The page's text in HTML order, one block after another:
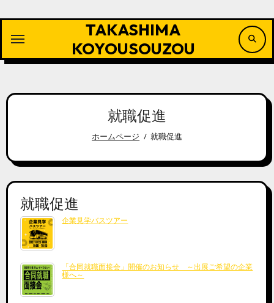
容
ッ
TAKASHIMA
KOYOUSOUZOU
就職促進
ホームページ 就職促進
就職促進
企業見学バスツアー
「合同就職面接会」開催のお知らせ ～出展ご希望の企業
様へ～